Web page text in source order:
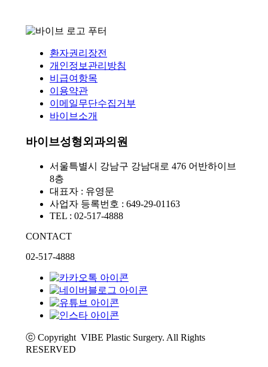
환자권리장전
개인정보관리방침
비급여항목
이용약관
이메일무단수집거부
바이브소개
바이브성형외과의원
서울특별시 강남구 강남대로 476 어반하이브
8층
대표자 : 유영문
사업자 등록번호 : 649-29-01163
TEL : 02-517-4888
CONTACT
02-517-4888
ⓒ Copyright VIBE Plastic Surgery. All Rights
RESERVED